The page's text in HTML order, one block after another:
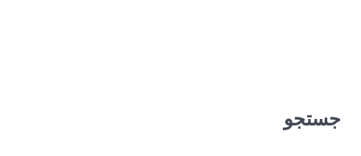
جستجو